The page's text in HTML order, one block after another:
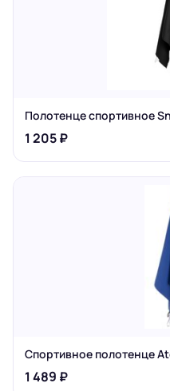
Полотенце спортивное
1 205 ₽
Спортивное полотенце
1 489 ₽